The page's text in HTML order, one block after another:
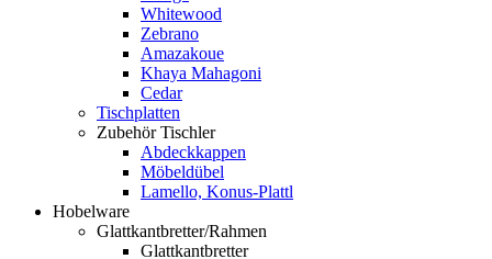
Whitewood
Zebrano
Amazakoue
Khaya Mahagoni
Cedar
Tischplatten
Zubehör Tischler
Abdeckkappen
Möbeldübel
Lamello, Konus-Plattl
Hobelware
Glattkantbretter/Rahmen
Glattkantbretter